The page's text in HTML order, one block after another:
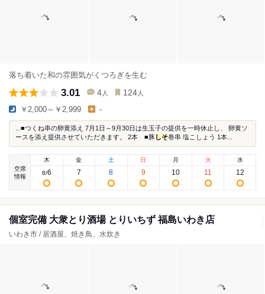
落ち着いた和の雰囲気がくつろぎを生む
3.01 4 人 124 人
￥2,000～￥2,999 -
...■つくね串の卵黄添え 7月1日～9月30日は生玉子の提供を一時休止し、 卵黄ソ
ースを添え提供させていただきます。 2本 ■豚 しそ巻串 塩こしょう 1本...
空席
情報
木
8/6
金
7
土
8
日
9
月
10
火
11
水
12
個室完備 大衆とり酒場 とりいちず 福島いわき店
いわき市 / 居酒屋、焼き鳥、水炊き